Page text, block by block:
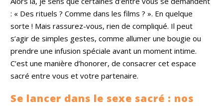
: « Des rituels ? Comme dans les films ? ». En quelque
sorte ! Mais rassurez-vous, rien de compliqué. Il peut
s’agir de simples gestes, comme allumer une bougie ou
prendre une infusion spéciale avant un moment intime.
C’est une manière d’honorer, de consacrer cet espace
sacré entre vous et votre partenaire.
Se lancer dans le sexe sacré : nos